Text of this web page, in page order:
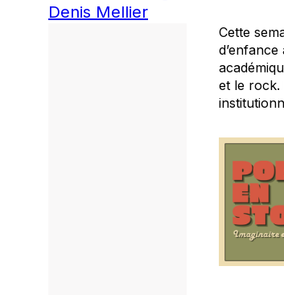
Denis Mellier
Cette
et le rock.